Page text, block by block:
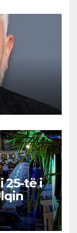
25-të i